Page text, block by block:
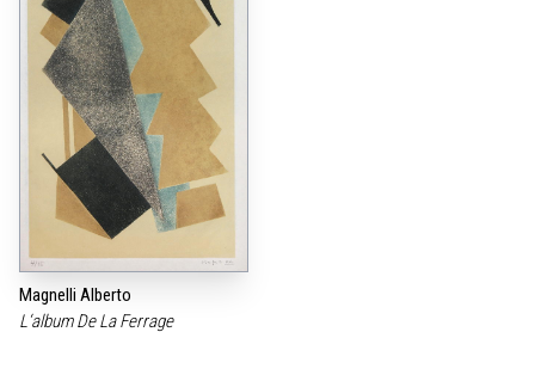
Magnelli Alberto
L‘album De La Ferrage